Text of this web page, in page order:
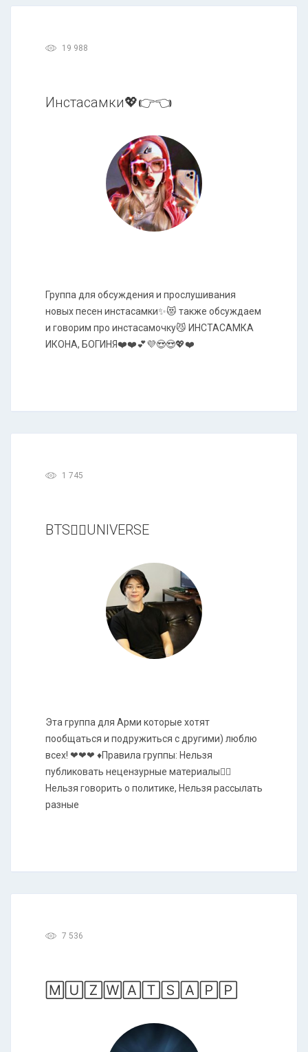
19 988
Инстасамки💖👉👈
Группа для обсуждения и прослушивания
новых песен инстасамки✨😻 также обсуждаем
и говорим про инстасамочку😼 ИНСТАСАМКА
ИКОНА, БОГИНЯ❤️❤️💕💜😍😍💖❤️
1 745
BTS❤️‍🔥UNIVERSE
Эта группа для Арми которые хотят
пообщаться и подружиться с другими) люблю
всех! ❤❤❤ ♦Правила группы: Нельзя
публиковать нецензурные материалы🖐🏻
Нельзя говорить о политике, Нельзя рассылать
разные
7 536
🄼🅄🅉🅆🄰🅃🅂🄰🄿🄿